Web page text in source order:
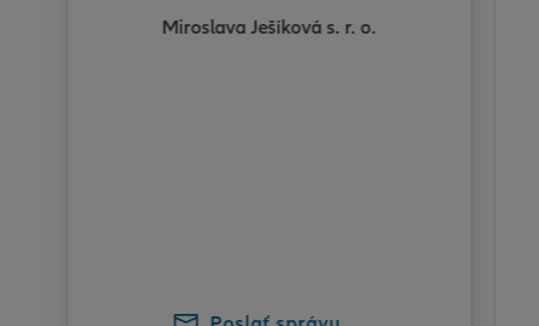
Miroslava Ješíková s. r. o.